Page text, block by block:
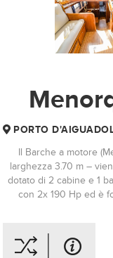
PORTO
Il Barche a motore
larghezza 3.70 m –
dotato di 2 cabine e 1
con 2x 190 Hp ed è